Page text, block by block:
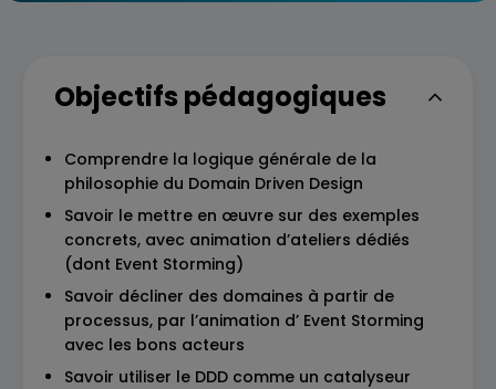
Objectifs pédagogiques
Comprendre la logique générale de la
philosophie du Domain Driven Design
Savoir le mettre en œuvre sur des exemples
concrets, avec animation d’ateliers dédiés
(dont Event Storming)
Savoir décliner des domaines à partir de
processus, par l’animation d’ Event Storming
avec les bons acteurs
Savoir utiliser le DDD comme un catalyseur